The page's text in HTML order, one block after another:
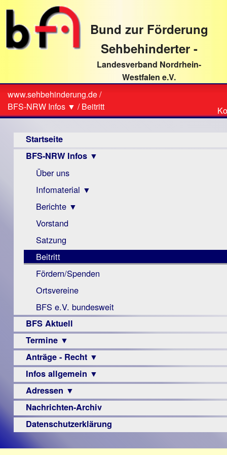
direkt
Textinhalt
Bund zur Förderung
Sehbehinderter -
Landesverband Nordrhein-
Westfalen e.V.
Sie
sind
hier
www.sehbehinderung.de/
BFS-NRW Infos ▼ /Beitritt
Startseite
BFS-NRW Infos ▼
Über uns
Infomaterial ▼
Visus
Zeitschrift
Monokular
Mac
Instagram-
Links
Berichte ▼
Archiv
Berichte
Vorstand
Satzung
Beitritt
Fördern/Spenden
Ortsvereine
BFS e.V. bundesweit
BFS Aktuell
Termine ▼
Veranstaltungsprogramme
Anträge - Recht ▼
Archiv
Urteile
Infos allgemein ▼
Sehbehinderung
Frühförderung
Schule
–
Adressen ▼
Augenoptiker
Berufsbildungswerke
Nachrichten-Archiv
Datenschutzerklärung